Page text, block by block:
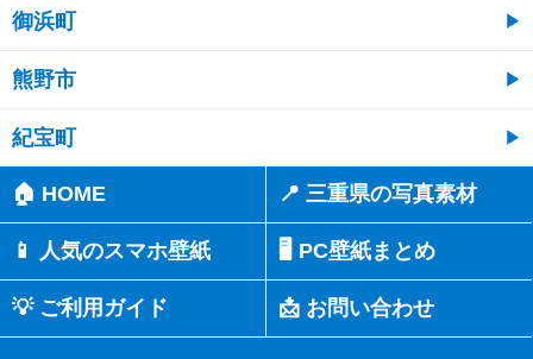
御浜町
熊野市
紀宝町
🏠 HOME 📍 三重県の写真素材
📱 人気のスマホ壁紙 🖥️ PC壁紙まとめ
💡 ご利用ガイド 📩 お問い合わせ